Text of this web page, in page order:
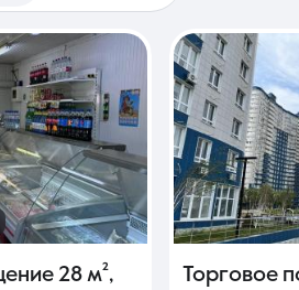
28 м²,
Торговое